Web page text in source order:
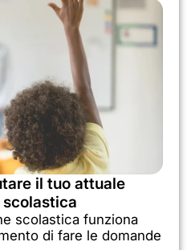
il tuo attuale
scolastica funziona
di fare le domande